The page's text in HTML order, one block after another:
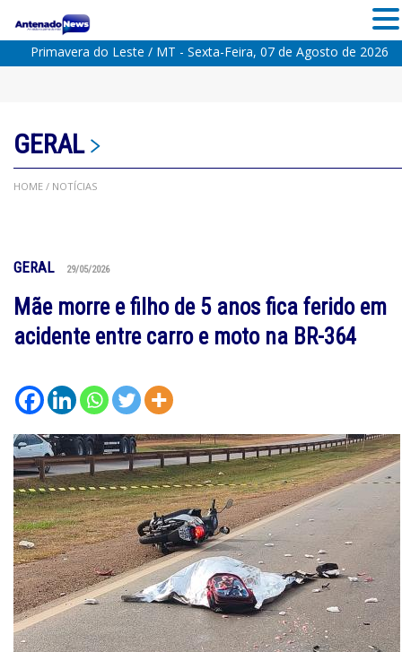
Primavera do Leste / MT - Sexta-Feira, 07 de Agosto de 2026
GERAL
HOME / NOTÍCIAS
GERAL 29/05/2026
Mãe morre e filho de 5 anos fica ferido em
acidente entre carro e moto na BR-364